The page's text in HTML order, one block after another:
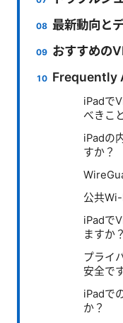
最新動向と
おすすめの
Frequently
iPadで
べきこ
iPadの
すか？
公共
iPadで
ますか？
プライ
安全で
iPadで
か？